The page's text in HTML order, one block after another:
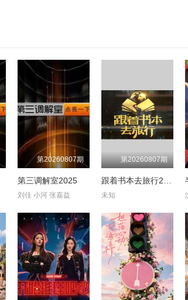
第20260807期
第三调解室2025
刘佳 小河 张嘉益
第20260807期
未知